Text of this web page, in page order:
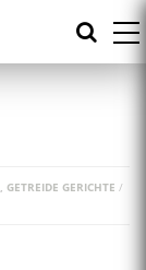
GETREIDE GERICHTE /